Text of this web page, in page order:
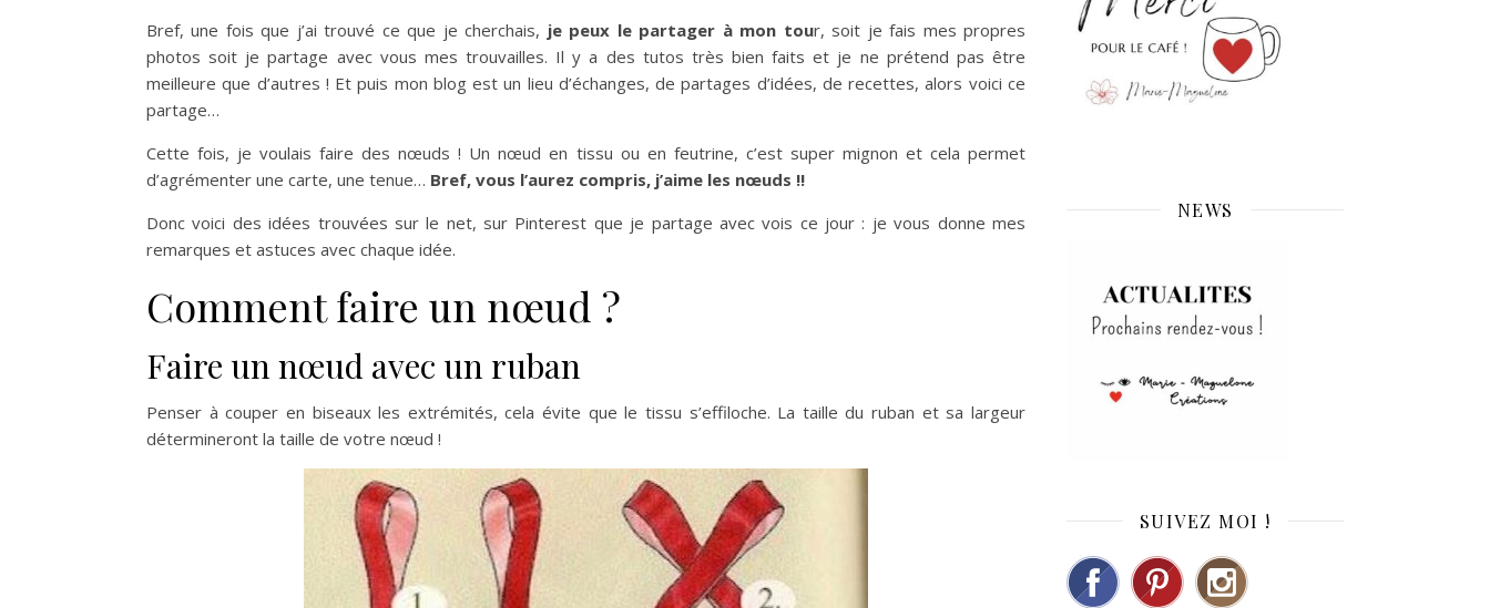
Bref, une fois que j’ai trouvé ce que je cherchais, je peux le partager à mon tour, soit je fais mes propres
photos soit je partage avec vous mes trouvailles. Il y a des tutos très bien faits et je ne prétend pas être
meilleure que d’autres ! Et puis mon blog est un lieu d’échanges, de partages d’idées, de recettes, alors voici ce
partage…
Cette fois, je voulais faire des nœuds ! Un nœud en tissu ou en feutrine, c’est super mignon et cela permet
d’agrémenter une carte, une tenue… Bref, vous l’aurez compris, j’aime les nœuds !!
Donc voici des idées trouvées sur le net, sur Pinterest que je partage avec vois ce jour : je vous donne mes
remarques et astuces avec chaque idée.
Comment faire un nœud ?
Faire un nœud avec un ruban
Penser à couper en biseaux les extrémités, cela évite que le tissu s’effiloche. La taille du ruban et sa largeur
détermineront la taille de votre nœud !
NEWS
SUIVEZ MOI !